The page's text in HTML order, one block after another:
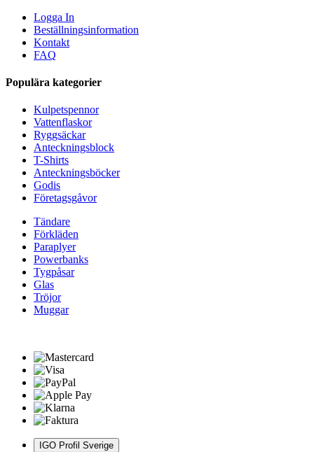
Logga In
Beställningsinformation
Kontakt
FAQ
Populära kategorier
Kulpetspennor
Vattenflaskor
Ryggsäckar
Anteckningsblock
T-Shirts
Anteckningsböcker
Godis
Företagsgåvor
Tändare
Förkläden
Paraplyer
Powerbanks
Tygpåsar
Glas
Tröjor
Muggar
IGO Profil Sverige